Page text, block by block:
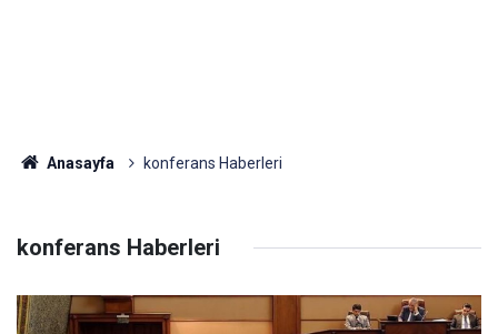
Anasayfa konferans Haberleri
konferans Haberleri